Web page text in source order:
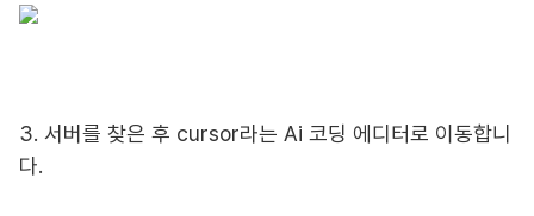
3. 서버를 찾은 후 cursor라는 Ai 코딩 에디터로 이동합니
다.